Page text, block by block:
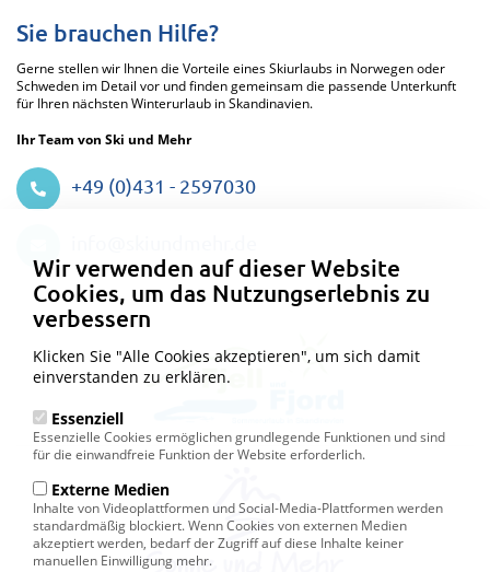
Sie brauchen Hilfe?
Gerne stellen wir Ihnen die Vorteile eines Skiurlaubs in Norwegen oder
Schweden im Detail vor und finden gemeinsam die passende Unterkunft
für Ihren nächsten Winterurlaub in Skandinavien.
Ihr Team von Ski und Mehr
+49 (0)431 - 2597030
Wir verwenden auf dieser Website
Cookies, um das Nutzungserlebnis zu
verbessern
Klicken Sie "Alle Cookies akzeptieren", um sich damit
einverstanden zu erklären.
Essenziell
Essenzielle Cookies ermöglichen grundlegende Funktionen und sind
für die einwandfreie Funktion der Website erforderlich.
Externe Medien
Inhalte von Videoplattformen und Social-Media-Plattformen werden
standardmäßig blockiert. Wenn Cookies von externen Medien
akzeptiert werden, bedarf der Zugriff auf diese Inhalte keiner
manuellen Einwilligung mehr.